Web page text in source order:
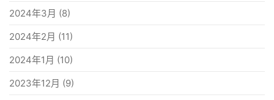
2024年3月 (8)
2024年2月 (11)
2024年1月 (10)
2023年12月 (9)